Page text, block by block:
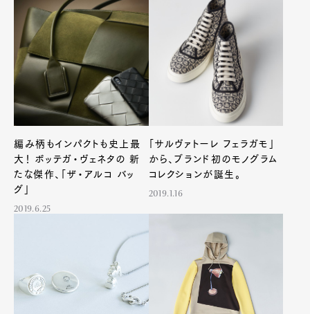
Product Culture Lifestyle
Pen Membership
Magazine
Official Columnist
About
Contact
Pen international Pen tw
編み柄もインパクトも史上最
大！ ボッテガ・ヴェネタの 新
たな傑作、「ザ・アルコ バッ
グ」
2019.6.25
「サルヴァトーレ フェラガモ」
から、ブランド初のモノグラム
コレクションが誕生。
2019.1.16